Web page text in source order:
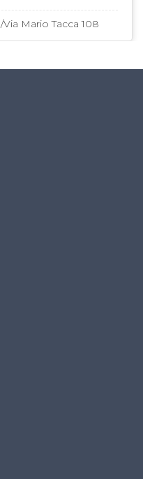
Borgone, Villar Focchiardo /Via Mario Tacca 108